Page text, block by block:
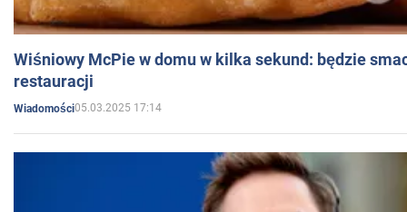
Wiśniowy McPie w domu w kilka sekund: będzie
restauracji
Wiadomości05.03.2025 17:14